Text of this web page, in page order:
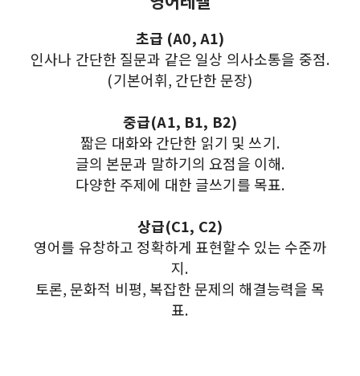
초급 (A0, A1)
인사나 간단한 질문과 같은 일상 의사소통을 중점.
(기본어휘, 간단한 문장)
중급(A1, B1, B2)
짧은 대화와 간단한 읽기 및 쓰기.
글의 본문과 말하기의 요점을 이해.
다양한 주제에 대한 글쓰기를 목표.
상급(C1, C2)
영어를 유창하고 정확하게 표현할수 있는 수준까
지.
토론, 문화적 비평, 복잡한 문제의 해결능력을 목
표.